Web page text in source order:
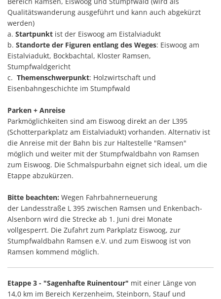
Qualitätswanderung ausgeführt und kann auch abgekürzt
werden)
a. Startpunkt ist der Eiswoog am Eistalviadukt
b. Standorte der Figuren entlang des Weges: Eiswoog am
Eistalviadukt, Bockbachtal, Kloster Ramsen,
Stumpfwaldgericht
c. Themenschwerpunkt: Holzwirtschaft und
Eisenbahngeschichte im Stumpfwald
Parken + Anreise
Parkmöglichkeiten sind am Eiswoog direkt an der L395
(Schotterparkplatz am Eistalviadukt) vorhanden. Alternativ ist
die Anreise mit der Bahn bis zur Haltestelle "Ramsen"
möglich und weiter mit der Stumpfwaldbahn von Ramsen
zum Eiswoog. Die Schmalspurbahn eignet sich ideal, um die
Etappe abzukürzen.
Bitte beachten: Wegen Fahrbahnerneuerung
der Landesstraße L 395 zwischen Ramsen und Enkenbach-
Alsenborn wird die Strecke ab 1. Juni drei Monate
vollgesperrt. Die Zufahrt zum Parkplatz Eiswoog, zur
Stumpfwaldbahn Ramsen e.V. und zum Eiswoog ist von
Ramsen kommend möglich.
Etappe 3 - "Sagenhafte Ruinentour" mit einer Länge von
14,0 km im Bereich Kerzenheim, Steinborn, Stauf und